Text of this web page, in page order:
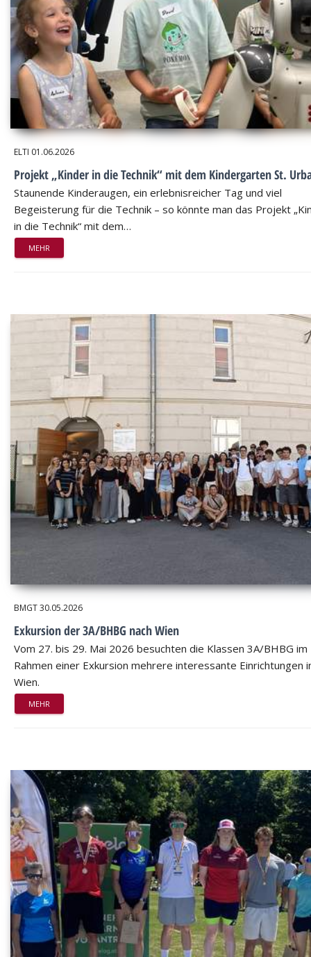
ELTI 01.06.2026
Projekt „Kinder in die Technik“ mit dem Kindergarten St.
Staunende Kinderaugen, ein erlebnisreicher Tag und viel
Begeisterung für die Technik – so könnte man das Projekt
in die Technik“ mit dem…
MEHR
BMGT30.05.2026
Exkursion der 3A/BHBG nach Wien
Vom 27. bis 29. Mai 2026 besuchten die Klassen 3A/BHBG im
Rahmen einer Exkursion mehrere interessante Einrichtungen
Wien.
MEHR